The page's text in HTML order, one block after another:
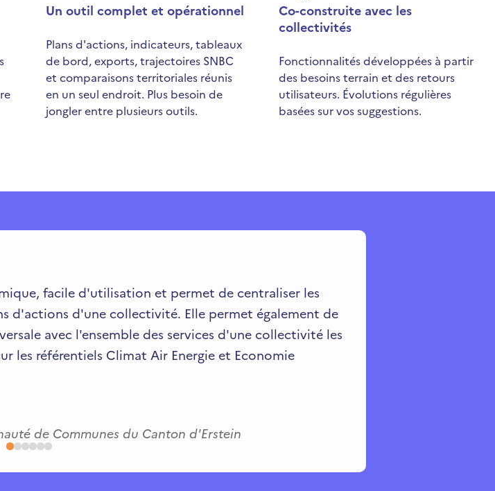
Un outil complet et opérationnel
Plans d'actions, indicateurs, tableaux
de bord, exports, trajectoires SNBC
et comparaisons territoriales réunis
en un seul endroit. Plus besoin de
jongler entre plusieurs outils.
Co-construite avec les
collectivités
Fonctionnalités développées à partir
des besoins terrain et des retours
utilisateurs. Évolutions régulières
basées sur vos suggestions.
facile d'utilisation et permet de centraliser les
d'actions d'une collectivité. Elle permet également de
avec l'ensemble des services d'une collectivité les
les référentiels Climat Air Energie et Economie
de Communes du Canton d'Erstein